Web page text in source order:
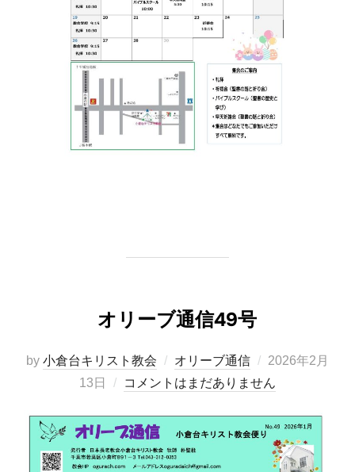
オリーブ通信49号
by 小倉台キリスト教会 オリーブ通信
投
稿
2026年2月
13日
コメントはまだありません